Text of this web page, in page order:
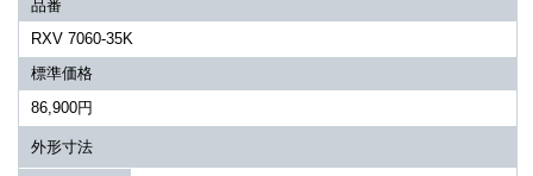
品番
RXV 7060-35K
標準価格
86,900円
外形寸法